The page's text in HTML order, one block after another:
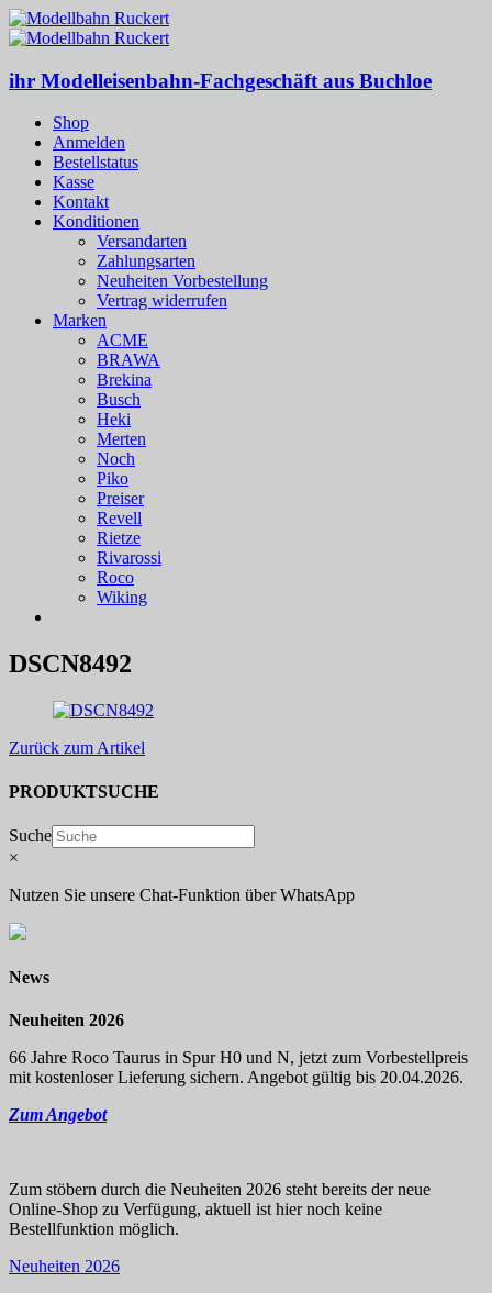
ihr Modelleisenbahn-Fachgeschäft aus Buchloe
Shop
Anmelden
Bestellstatus
Kasse
Kontakt
Konditionen
Versandarten
Zahlungsarten
Neuheiten Vorbestellung
Vertrag widerrufen
Marken
ACME
BRAWA
Brekina
Busch
Heki
Merten
Noch
Piko
Preiser
Revell
Rietze
Rivarossi
Roco
Wiking
DSCN8492
Zurück zum Artikel
PRODUKTSUCHE
Suche
×
Nutzen Sie unsere Chat-Funktion über WhatsApp
News
Neuheiten 2026
66 Jahre Roco Taurus in Spur H0 und N, jetzt zum Vorbestellpreis
mit kostenloser Lieferung sichern. Angebot gültig bis 20.04.2026.
Zum Angebot
Zum stöbern durch die Neuheiten 2026 steht bereits der neue
Online-Shop zu Verfügung, aktuell ist hier noch keine
Bestellfunktion möglich.
Neuheiten 2026